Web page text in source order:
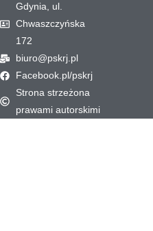
Gdynia, ul.
Chwaszczyńska
172
biuro@pskrj.pl
Facebook.pl/pskrj
Strona strzeżona
prawami autorskimi